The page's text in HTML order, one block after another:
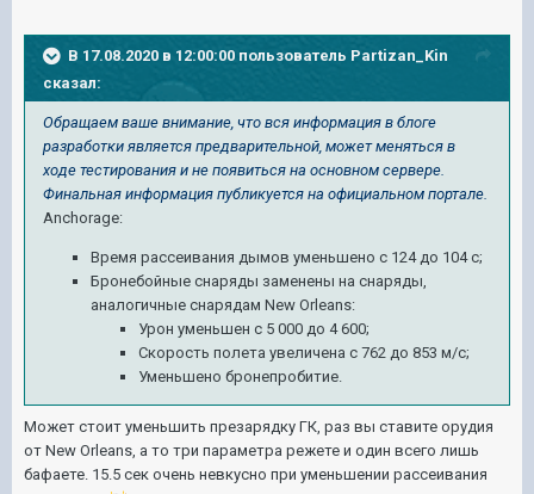
В 17.08.2020 в 12:00:00 пользователь Partizan_Kin
сказал:
Обращаем ваше внимание, что вся информация в блоге
разработки является предварительной, может меняться в
ходе тестирования и не появиться на основном сервере.
Финальная информация публикуется на официальном портале.
Anchorage:
Время рассеивания дымов уменьшено с 124 до 104 с;
Бронебойные снаряды заменены на снаряды,
аналогичные снарядам New Orleans:
Урон уменьшен с 5 000 до 4 600;
Скорость полета увеличена с 762 до 853 м/с;
Уменьшено бронепробитие.
Может стоит уменьшить презарядку ГК, раз вы ставите орудия
от New Orleans, а то три параметра режете и один всего лишь
бафаете. 15.5 сек очень невкусно при уменьшении рассеивания